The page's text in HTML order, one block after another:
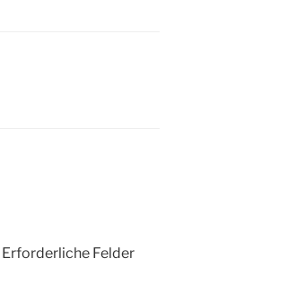
Erforderliche Felder